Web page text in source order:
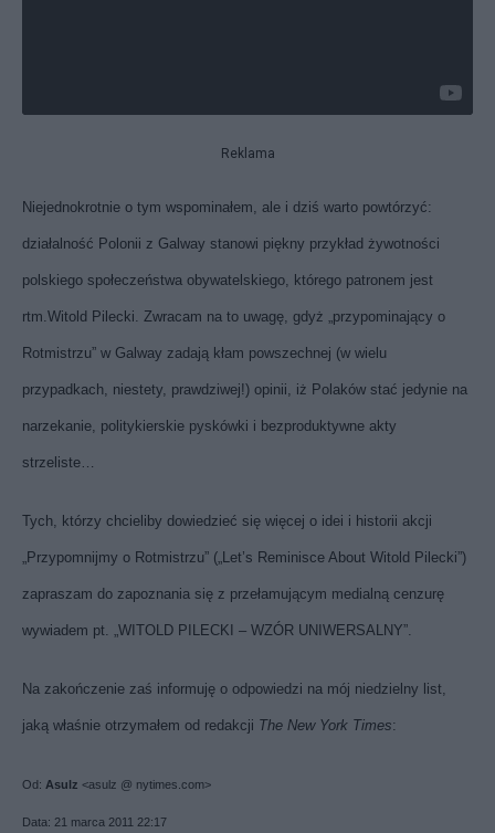
Reklama
Niejednokrotnie o tym wspominałem, ale i dziś warto powtórzyć:
działalność Polonii z Galway stanowi piękny przykład żywotności
polskiego społeczeństwa obywatelskiego, którego patronem jest
rtm.Witold Pilecki. Zwracam na to uwagę, gdyż „przypominający o
Rotmistrzu” w Galway zadają kłam powszechnej (w wielu
przypadkach, niestety, prawdziwej!) opinii, iż Polaków stać jedynie na
narzekanie, politykierskie pyskówki i bezproduktywne akty
strzeliste…
Tych, którzy chcieliby dowiedzieć się więcej o idei i historii akcji
„Przypomnijmy o Rotmistrzu” („Let’s Reminisce About Witold Pilecki”)
zapraszam do zapoznania się z przełamującym medialną cenzurę
wywiadem pt. „WITOLD PILECKI – WZÓR UNIWERSALNY”
Na zakończenie zaś informuję o odpowiedzi na mój niedzielny list
jaką właśnie otrzymałem od redakcji The New York Times:
Od: Asulz <asulz @ nytimes.com>
Data: 21 marca 2011 22:17